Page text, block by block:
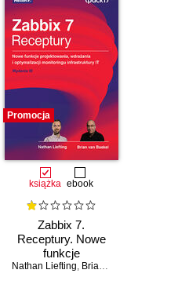
,Nicole Forsgren
Promocja
książka ebook
Zabbix 7.
Receptury. Nowe
funkcje
projektowania,
Nathan Liefting, Brian Van Baekel